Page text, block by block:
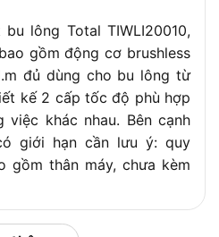
lông Total TIWLI20010,
gồm động cơ brushless
đủ dùng cho bu lông từ
kế 2 cấp tốc độ phù hợp
việc khác nhau. Bên cạnh
giới hạn cần lưu ý: quy
gồm thân máy, chưa kèm
định phù hợp, sau đây